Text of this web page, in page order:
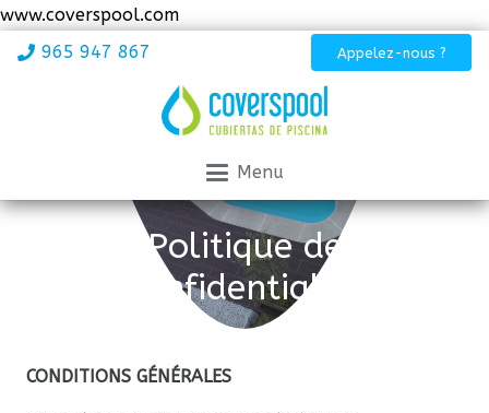
www.coverspool.com
965 947 867
Appelez-nous ?
Menu
Politique de
confidentialité
CONDITIONS GÉNÉRALES